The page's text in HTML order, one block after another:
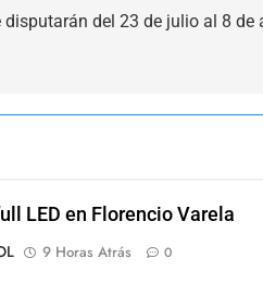
del 23 de julio al 8 de
LED en Florencio Varela
9 Horas Atrás 0